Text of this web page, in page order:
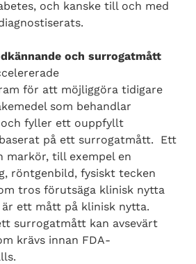
och kanske till och med
och surrogatmått
för att möjliggöra tidigare
som behandlar
fyller ett ouppfyllt
på ett surrogatmått. Ett
markör, till exempel en
röntgenbild, fysiskt tecken
tros förutsäga klinisk nytta
ett mått på klinisk nytta.
surrogatmått kan avsevärt
krävs innan FDA-